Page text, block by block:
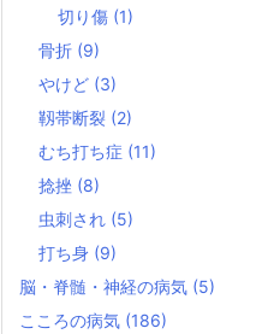
切り傷 (1)
骨折 (9)
やけど (3)
靱帯断裂 (2)
むち打ち症 (11)
捻挫 (8)
虫刺され (5)
打ち身 (9)
脳・脊髄・神経の病気 (5)
こころの病気 (186)